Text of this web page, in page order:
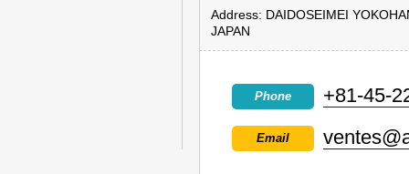
Address: DAIDOSEIMEI
JAPAN
Phone +81-45-
Email